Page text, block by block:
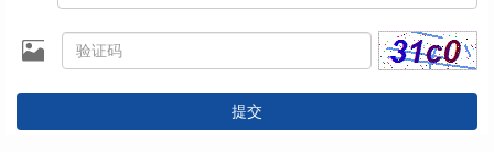
提交